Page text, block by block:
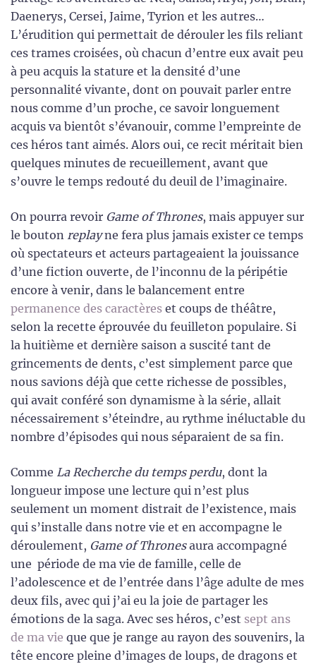
Daenerys, Cersei, Jaime, Tyrion et les autres…
L’érudition qui permettait de dérouler les fils reliant
ces trames croisées, où chacun d’entre eux avait peu
à peu acquis la stature et la densité d’une
personnalité vivante, dont on pouvait parler entre
nous comme d’un proche, ce savoir longuement
acquis va bientôt s’évanouir, comme l’empreinte de
ces héros tant aimés. Alors oui, ce recit méritait bien
quelques minutes de recueillement, avant que
s’ouvre le temps redouté du deuil de l’imaginaire.
On pourra revoir Game of Thrones, mais appuyer sur
le bouton replayne fera plus jamais exister ce temps
où spectateurs et acteurs partageaient la jouissance
d’une fiction ouverte, de l’inconnu de la péripétie
encore à venir, dans le balancement entre
permanence des caractères et coups de théâtre,
selon la recette éprouvée du feuilleton populaire. Si
la huitième et dernière saison a suscité tant de
grincements de dents, c’est simplement parce que
nous savions déjà que cette richesse de possibles,
qui avait conféré son dynamisme à la série, allait
nécessairement s’éteindre, au rythme inéluctable du
nombre d’épisodes qui nous séparaient de sa fin.
Comme La Recherche du temps perdu, dont la
longueur impose une lecture qui n’est plus
seulement un moment distrait de l’existence, mais
qui s’installe dans notre vie et en accompagne le
déroulement, Game of Thronesaura accompagné
une période de ma vie de famille, celle de
l’adolescence et de l’entrée dans l’âge adulte de mes
deux fils, avec qui j’ai eu la joie de partager les
émotions de la saga. Avec ses héros, c’est sept ans
de ma vie que que je range au rayon des souvenirs, la
tête encore pleine d’images de loups, de dragons et